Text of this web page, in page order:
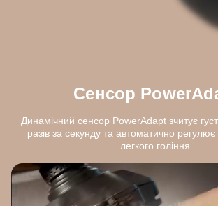
Сенсор
Динамічний сенсор PowerAdapt зчитує
разів за секунду та автоматично регулює
легкого гоління.